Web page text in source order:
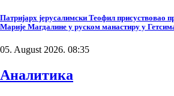
Патријарх јерусалимски Теофил присуствовао
Марије Магдалине у руском манастиру у
05. August 2026. 08:35
Аналитика